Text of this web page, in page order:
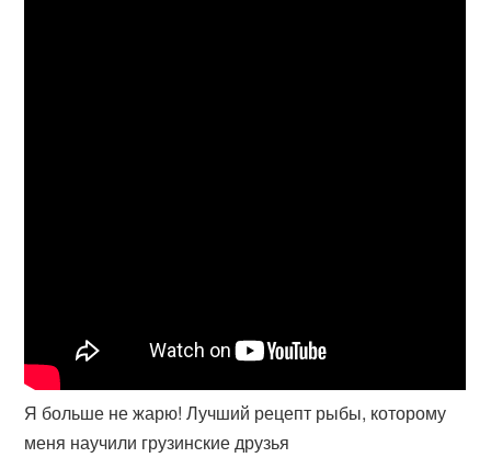
Я больше не жарю! Лучший рецепт рыбы, которому
меня научили грузинские друзья